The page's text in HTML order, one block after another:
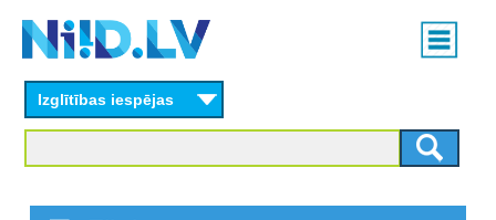
content
Main
menu
Izglītības iespējas